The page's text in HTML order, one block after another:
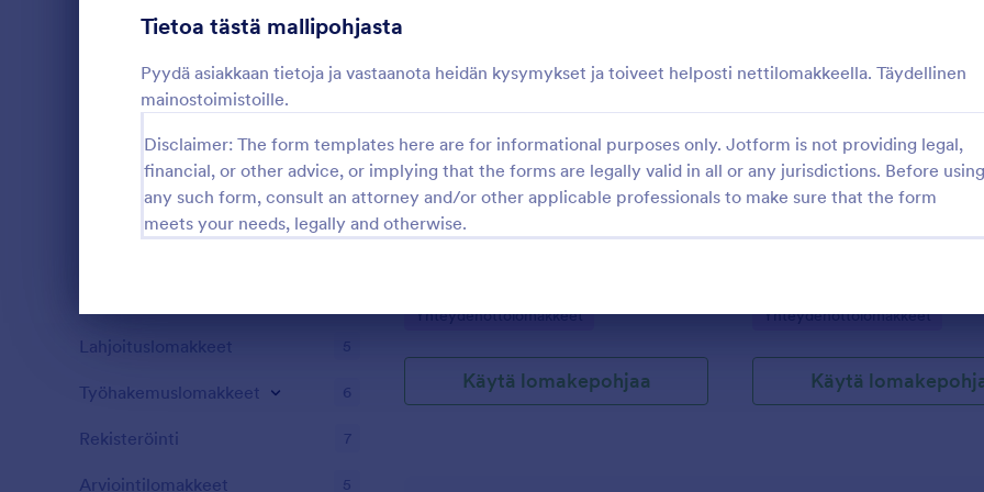
Tietoa tästä mallipohjasta
Pyydä asiakkaan tietoja ja vastaanota heidän kysymykset ja toiveet helposti nettilomakkeella. Täydellinen
mainostoimistoille.
Disclaimer: The form templates here are for informational purposes only. Jotform is not providing legal,
financial, or other advice, or implying that the forms are legally valid in all or any jurisdictions. Before using
any such form, consult an attorney and/or other applicable professionals to make sure that the form
meets your needs, legally and otherwise.
Responsiivinen Sininen Yhteydenottolomake
Puhdas CSS yhteydenottolomake sinisellä
Go to Category:
Yhteydenottolomakkeet
Käytä lomakepohjaa
:
Unohda tylsät ja mustavalkoiset
Go to Category:
Yhteydenottolomakkeet
Käytä
Rekisteröitymislomakkeet 4
Äänestys 4
Tiivistelmälomakkeet 5
Tarkastus
Palkintolomakkeet 5
Lahjoituslomakkeet 5
Työhakemuslomakkeet 6
Rekisteröinti 7
Arviointilomakkeet 5